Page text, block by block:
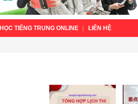
HỌC TIẾNG TRUNG ONLINE LIÊN HỆ